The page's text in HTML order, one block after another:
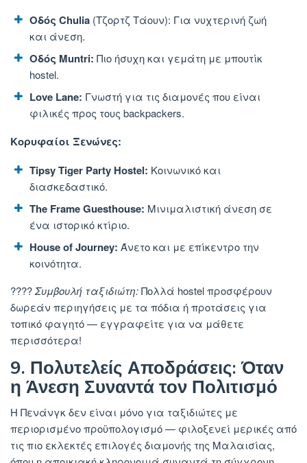
Οδός Chulia (Τζορτζ Τάουν): Για νυχτερινή ζωή
και άνεση.
Οδός Muntri: Πιο ήσυχη και γεμάτη με μπουτίκ
hostel.
Love Lane: Γνωστή για τις διαμονές που είναι
φιλικές προς τους backpackers.
Κορυφαίοι Ξενώνες:
Tipsy Tiger Party Hostel: Κοινωνικό και
διασκεδαστικό.
The Frame Guesthouse: Μινιμαλιστική άνεση σε
ένα ιστορικό κτίριο.
House of Journey: Άνετο και με επίκεντρο την
κοινότητα.
????Συμβουλή ταξιδιώτη:Πολλά hostel προσφέρουν
δωρεάν περιηγήσεις με τα πόδια ή προτάσεις για
τοπικό φαγητό — εγγραφείτε για να μάθετε
περισσότερα!
9. Πολυτελείς Αποδράσεις: Όταν
η Άνεση Συναντά τον Πολιτισμό
Η Πενάνγκ δεν είναι μόνο για ταξιδιώτες με
περιορισμένο προϋπολογισμό — φιλοξενεί μερικές από
τις πιο εκλεκτές επιλογές διαμονής της Μαλαισίας,